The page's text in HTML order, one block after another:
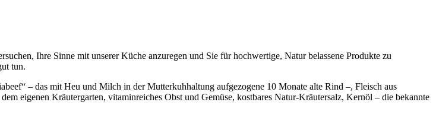
Ihre Sinne mit unserer Küche anzuregen und Sie für hochwertige, Natur belassene Produkte zu
tun.
– das mit Heu und Milch in der Mutterkuhhaltung aufgezogene 10 Monate alte Rind –, Fleisch aus
eigenen Kräutergarten, vitaminreiches Obst und Gemüse, kostbares Natur-Kräutersalz, Kernöl – die bekannte